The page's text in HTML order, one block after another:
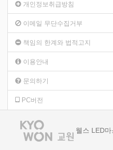
개인정보취급방침
이메일 무단수집거부
책임의 한계와 법적고지
이용안내
문의하기
PC버전
웰스 LED